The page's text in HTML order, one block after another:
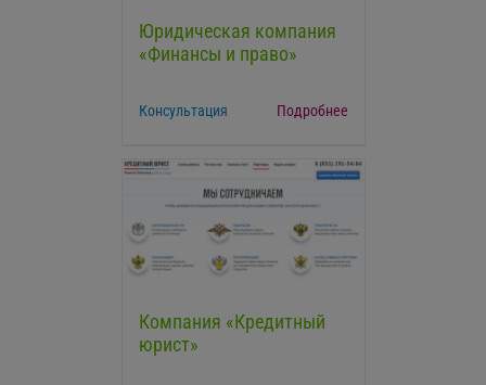
Юридическая компания
«Финансы и право»
Консультация Подробнее
Компания «Кредитный
юрист»